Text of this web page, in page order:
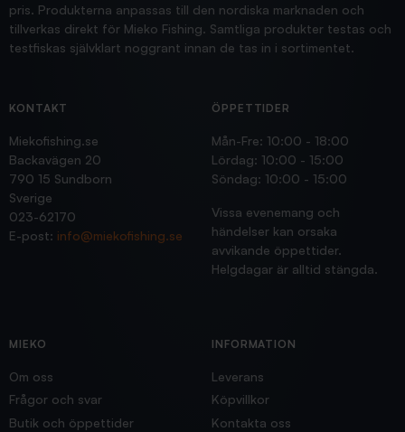
pris. Produkterna anpassas till den nordiska marknaden och
tillverkas direkt för Mieko Fishing. Samtliga produkter testas och
testfiskas självklart noggrant innan de tas in i sortimentet.
KONTAKT
Miekofishing.se
Backavägen 20
790 15 Sundborn
Sverige
023-62170
E-post: info@miekofishing.se
ÖPPETTIDER
Mån-Fre: 10:00 - 18:00
Lördag: 10:00 - 15:00
Söndag: 10:00 - 15:00
Vissa evenemang och
händelser kan orsaka
avvikande öppettider.
Helgdagar är alltid stängda.
MIEKO
Om oss
Frågor och svar
Butik och öppettider
INFORMATION
Leverans
Köpvillkor
Kontakta oss